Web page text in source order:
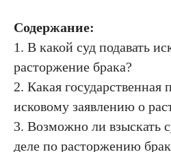
Содержание:
1. В какой суд подавать
расторжение брака?
2. Какая
исковому заявлению о
3. Возможно ли взыскать
деле по расторжению